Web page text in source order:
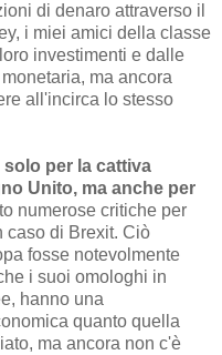
di denaro attraverso il
i miei amici della classe
investimenti e dalle
ma ancora
all'incirca lo stesso
per la cattiva
Unito, ma anche per
numerose critiche per
caso di Brexit. Ciò
fosse notevolmente
i suoi omologhi in
hanno una
quanto quella
ma ancora non c'è